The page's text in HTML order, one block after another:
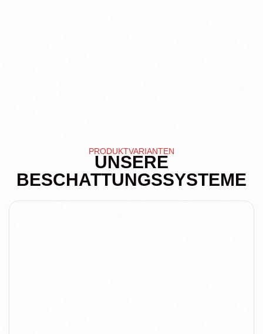
PRODUKTVARIANTEN
UNSERE
BESCHATTUNGSSYSTEME